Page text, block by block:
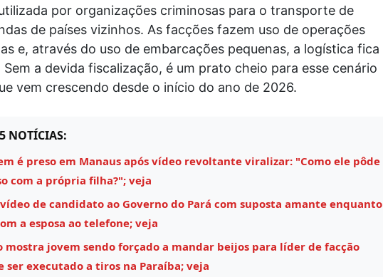
por organizações criminosas para o transporte de
de países vizinhos. As facções fazem uso de operações
e, através do uso de embarcações pequenas, a logística fica
a devida fiscalização, é um prato cheio para esse cenário
vem crescendo desde o início do ano de 2026.
NOTÍCIAS:
é preso em Manaus após vídeo revoltante viralizar: "Como ele pôde
com a própria filha?"; veja
de candidato ao Governo do Pará com suposta amante enquanto
a esposa ao telefone; veja
mostra jovem sendo forçado a mandar beijos para líder de facção
ser executado a tiros na Paraíba; veja